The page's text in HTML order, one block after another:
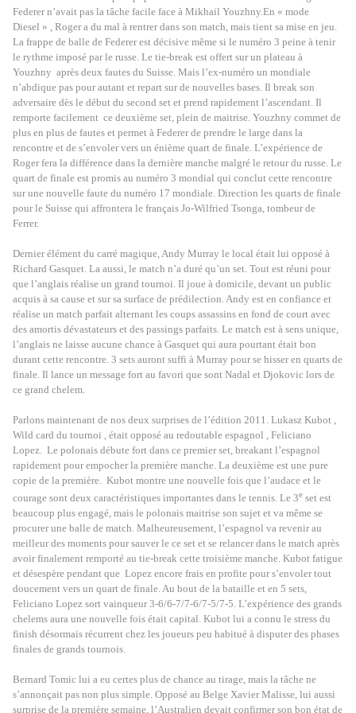
Federer n’avait pas la tâche facile face à Mikhail Youzhny.En « mode
Diesel » , Roger a du mal à rentrer dans son match, mais tient sa mise en jeu.
La frappe de balle de Federer est décisive même si le numéro 3 peine à tenir
le rythme imposé par le russe. Le tie-break est offert sur un plateau à
Youzhny après deux fautes du Suisse. Mais l’ex-numéro un mondiale
n’abdique pas pour autant et repart sur de nouvelles bases. Il break son
adversaire dès le début du second set et prend rapidement l’ascendant. Il
remporte facilement ce deuxième set, plein de maitrise. Youzhny commet de
plus en plus de fautes et permet à Federer de prendre le large dans la
rencontre et de s’envoler vers un énième quart de finale. L’expérience de
Roger fera la différence dans la dernière manche malgré le retour du russe. Le
quart de finale est promis au numéro 3 mondial qui conclut cette rencontre
sur une nouvelle faute du numéro 17 mondiale. Direction les quarts de finale
pour le Suisse qui affrontera le français Jo-Wilfried Tsonga, tombeur de
Ferrer.
Dernier élément du carré magique, Andy Murray le local était lui opposé à
Richard Gasquet. La aussi, le match n’a duré qu’un set. Tout est réuni pour
que l’anglais réalise un grand tournoi. Il joue à domicile, devant un public
acquis à sa cause et sur sa surface de prédilection. Andy est en confiance et
réalise un match parfait alternant les coups assassins en fond de court avec
des amortis dévastateurs et des passings parfaits. Le match est à sens unique,
l’anglais ne laisse aucune chance à Gasquet qui aura pourtant était bon
durant cette rencontre. 3 sets auront suffi à Murray pour se hisser en quarts de
finale. Il lance un message fort au favori que sont Nadal et Djokovic lors de
ce grand chelem.
Parlons maintenant de nos deux surprises de l’édition 2011. Lukasz Kubot ,
Wild card du tournoi , était opposé au redoutable espagnol , Feliciano
Lopez. Le polonais débute fort dans ce premier set, breakant l’espagnol
rapidement pour empocher la première manche. La deuxième est une pure
copie de la première. Kubot montre une nouvelle fois que l’audace et le
courage sont deux caractéristiques importantes dans le tennis. Le 3e set est
beaucoup plus engagé, mais le polonais maitrise son sujet et va même se
procurer une balle de match. Malheureusement, l’espagnol va revenir au
meilleur des moments pour sauver le ce set et se relancer dans le match après
avoir finalement remporté au tie-break cette troisième manche. Kubot fatigue
et désespère pendant que Lopez encore frais en profite pour s’envoler tout
doucement vers un quart de finale. Au bout de la bataille et en 5 sets,
Feliciano Lopez sort vainqueur 3-6/6-7/7-6/7-5/7-5. L’expérience des grands
chelems aura une nouvelle fois était capital. Kubot lui a connu le stress du
finish désormais récurrent chez les joueurs peu habitué à disputer des phases
finales de grands tournois.
Bernard Tomic lui a eu certes plus de chance au tirage, mais la tâche ne
s’annonçait pas non plus simple. Opposé au Belge Xavier Malisse, lui aussi
surprise de la première semaine, l’Australien devait confirmer son bon état de